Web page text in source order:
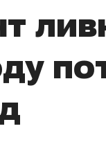
может
минимум
выйти на зарубежные
Оман?